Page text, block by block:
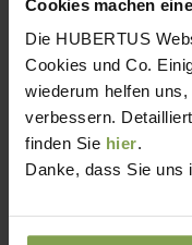
Cookies machen
Die HUBERTUS
Cookies und Co.
wiederum helfen
verbessern.
finden Sie hier.
Danke, dass Sie uns